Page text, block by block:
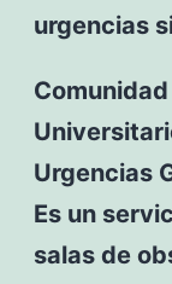
urgencias
Urgencias
Es un
salas de